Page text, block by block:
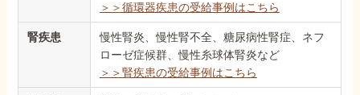
＞＞循環器疾患の受給事例はこちら
腎疾患
慢性腎炎、慢性腎不全、糖尿病性腎症、ネフ
ローゼ症候群、慢性糸球体腎炎など
＞＞腎疾患の受給事例はこちら